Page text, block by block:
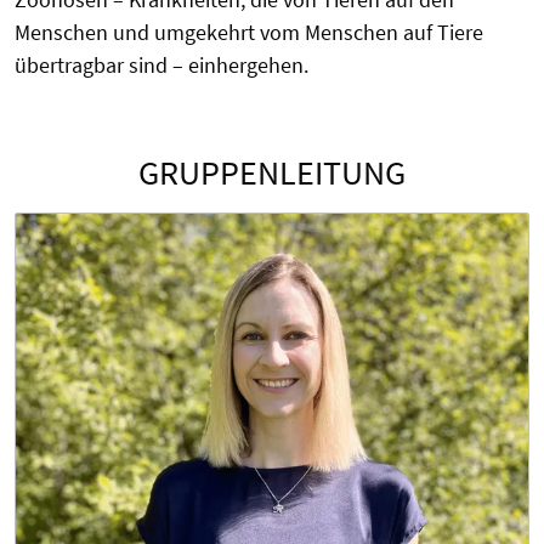
Menschen und umgekehrt vom Menschen auf Tiere
übertragbar sind – einhergehen.
GRUPPENLEITUNG